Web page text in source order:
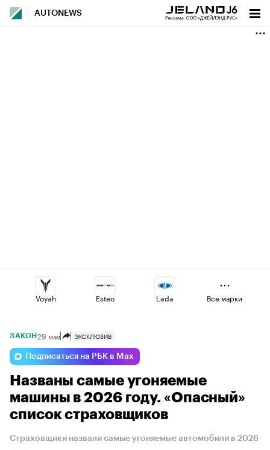
AUTONEWS
Voyah Esteo Lada
Geely Changan
Omoda Haval Volga
Все марки
ЗАКОН 29 мая ЭКСКЛЮЗИВ
Подписаться на РБК в Max
Названы самые угоняемые
машины в 2026 году. «Опасный»
список страховщиков
Страховщики назвали самые угоняемые автомобили в 2026